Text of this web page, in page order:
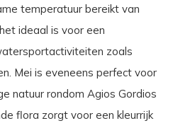
temperatuur bereikt van
ideaal is voor een
zoals
Mei is eveneens perfect voor
natuur rondom Agios Gordios
flora zorgt voor een kleurrijk